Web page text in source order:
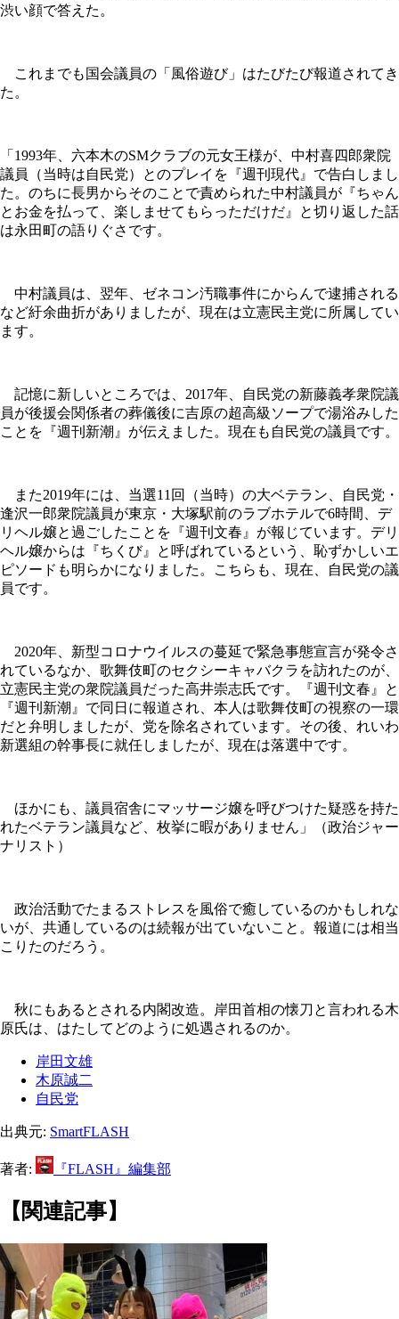
渋い顔で答えた。
これまでも国会議員の「風俗遊び」はたびたび報道されてき
た。
「1993年、六本木のSMクラブの元女王様が、中村喜四郎衆院
議員（当時は自民党）とのプレイを『週刊現代』で告白しまし
た。のちに長男からそのことで責められた中村議員が『ちゃん
とお金を払って、楽しませてもらっただけだ』と切り返した話
は永田町の語りぐさです。
中村議員は、翌年、ゼネコン汚職事件にからんで逮捕される
など紆余曲折がありましたが、現在は立憲民主党に所属してい
ます。
記憶に新しいところでは、2017年、自民党の新藤義孝衆院議
員が後援会関係者の葬儀後に吉原の超高級ソープで湯浴みした
ことを『週刊新潮』が伝えました。現在も自民党の議員です。
また2019年には、当選11回（当時）の大ベテラン、自民党・
逢沢一郎衆院議員が東京・大塚駅前のラブホテルで6時間、デ
リヘル嬢と過ごしたことを『週刊文春』が報じています。デリ
ヘル嬢からは『ちくび』と呼ばれているという、恥ずかしいエ
ピソードも明らかになりました。こちらも、現在、自民党の議
員です。
2020年、新型コロナウイルスの蔓延で緊急事態宣言が発令さ
れているなか、歌舞伎町のセクシーキャバクラを訪れたのが、
立憲民主党の衆院議員だった高井崇志氏です。『週刊文春』と
『週刊新潮』で同日に報道され、本人は歌舞伎町の視察の一環
だと弁明しましたが、党を除名されています。その後、れいわ
新選組の幹事長に就任しましたが、現在は落選中です。
ほかにも、議員宿舎にマッサージ嬢を呼びつけた疑惑を持た
れたベテラン議員など、枚挙に暇がありません」（政治ジャー
ナリスト）
政治活動でたまるストレスを風俗で癒しているのかもしれな
いが、共通しているのは続報が出ていないこと。報道には相当
こりたのだろう。
秋にもあるとされる内閣改造。岸田首相の懐刀と言われる木
原氏は、はたしてどのように処遇されるのか。
岸田文雄
木原誠二
自民党
出典元: SmartFLASH
著者: 『FLASH』編集部
【関連記事】